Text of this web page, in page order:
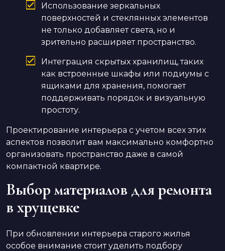
Использование зеркальных
поверхностей и стеклянных элементов
не только добавляет света, но и
зрительно расширяет пространство.
Интеграция скрытых хранилищ, таких
как встроенные шкафы или подиумы с
ящиками для хранения, помогает
поддерживать порядок и визуальную
простоту.
Проектирование интерьера с учетом всех этих
аспектов позволит вам максимально комфортно
организовать пространство даже в самой
компактной квартире.
Выбор материалов для ремонта
в хрущевке
При обновлении интерьера старого жилья
особое внимание стоит уделить подбору